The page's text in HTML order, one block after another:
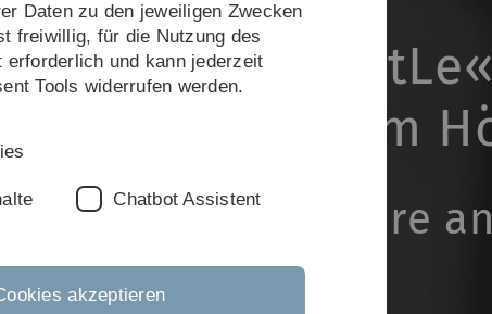
Vom »KI-
zum Bingo im
Innovative Lehre
Ulm
Daten zu den jeweiligen Zwecken
freiwillig, für die Nutzung des
erforderlich und kann jederzeit
Tools widerrufen werden.
Chatbot Assistent
akzeptieren